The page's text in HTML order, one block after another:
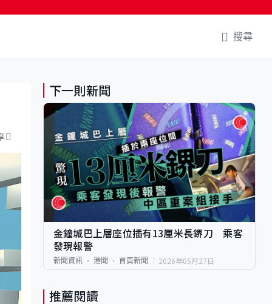
搜尋
下一則新聞
金鐘城巴上層座位插有13厘米長鎅刀 乘客
發現報警
新聞資訊 港聞 首頁新聞 2026年05月27日
推薦閱讀